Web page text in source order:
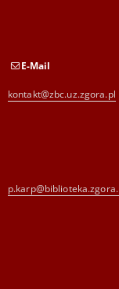
E-Mail
kontakt@zbc.uz.zgora.pl